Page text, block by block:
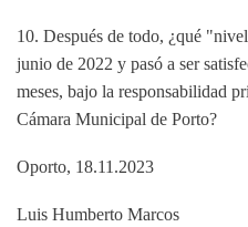
10. Después de todo, ¿qué
junio de 2022 y pasó a ser
meses, bajo la responsabilidad
Cámara Municipal de Porto?
Oporto, 18.11.2023
Luis Humberto Marcos